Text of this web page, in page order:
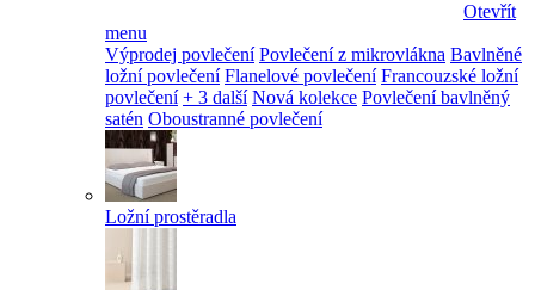
Otevřít
menu
Výprodej povlečení Povlečení z mikrovlákna Bavlněné
ložní povlečení Flanelové povlečení Francouzské ložní
povlečení + 3 další Nová kolekce Povlečení bavlněný
satén Oboustranné povlečení
Ložní prostěradla